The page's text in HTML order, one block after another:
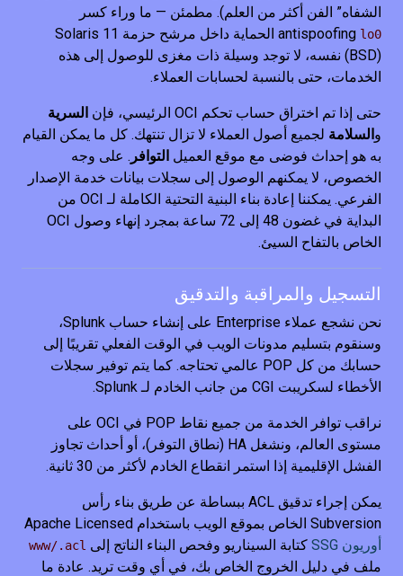
الشفاه” الفن أكثر من العلم). مطمئن — ما وراء كسر
antispoofing lo0
الحماية داخل مرشح حزمة Solaris 11
(BSD) نفسه، لا توجد وسيلة ذات مغزى للوصول إلى هذه
الخدمات، حتى بالنسبة لحسابات العملاء.
حتى إذا تم اختراق حساب تحكم OCI الرئيسي، فإن
السرية
والسلامة لجميع أصول العملاء لا تزال تنتهك. كل ما يمكن القيام
به هو إحداث فوضى مع موقع العميل التوافر . على وجه
الخصوص، لا يمكنهم الوصول إلى سجلات بيانات خدمة الإصدار
الفرعي. يمكننا إعادة بناء البنية التحتية الكاملة لـ OCI من
البداية في غضون 48 إلى 72 ساعة بمجرد إنهاء وصول OCI
الخاص بالتفاح السيئ.
التسجيل والمراقبة والتدقيق
نحن نشجع عملاء Enterprise على إنشاء حساب Splunk،
وسنقوم بتسليم مدونات الويب في الوقت الفعلي تقريبًا إلى
حسابك من كل POP عالمي تحتاجه. كما يتم توفير سجلات
الأخطاء لسكريبت CGI من جانب الخادم لـ Splunk.
نراقب توافر الخدمة من جميع نقاط POP في OCI على
مستوى العالم، ونشغل HA (نطاق التوفر)، أو أحداث تجاوز
الفشل الإقليمية إذا استمر انقطاع الخادم لأكثر من 30 ثانية.
يمكن إجراء تدقيق ACL ببساطة عن طريق بناء رأس
Subversion الخاص بموقع الويب باستخدام Apache Licensed
أوريون SSG
كتابة السيناريو وفحص البناء الناتج إلى www/.acl
ملف في دليل الخروج الخاص بك، في أي وقت تريد. عادة ما